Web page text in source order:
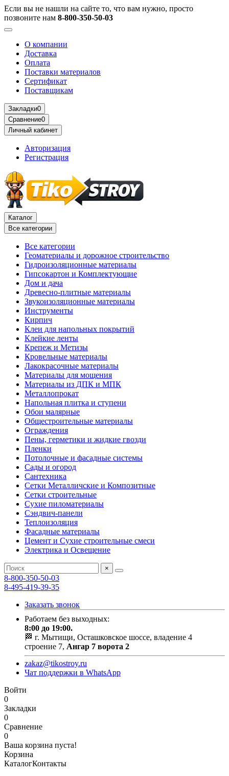
Если вы не нашли на сайте то, что вам нужно, просто
позвоните нам 8-800-350-50-03
О компании
Доставка
Оплата
Поставки материалов
Сертификат
Поставщикам
Закладки0
Сравнение0
Личный кабинет
Авторизация
Регистрация
Каталог
Все категории
Все категории
Геоматериалы и дорожное строительство
Гидроизоляционные материалы
Гипсокартон и Комплектующие
Дом и дача
Древесно-плитные материалы
Звукоизоляционные материалы
Инструменты
Кирпич
Клеи для напольных покрытий
Клейкие ленты
Крепеж и Метизы
Кровельные материалы
Лакокрасочные материалы
Материалы для мощения
Материалы из ДПК и МПК
Металлопрокат
Напольная плитка и ступени
Обои малярные
Общестроительные материалы
Ограждения
Пены, герметики и жидкие гвозди
Пленки
Потолочные и фасадные системы
Сады и огород
Сантехника
Сетки Металличские и Композитные
Сетки строительные
Сухие пиломатериалы
Сэндвич-панели
Теплоизоляция
Фасадные материалы
Цемент и Сухие строительные смеси
Электрика и Освещение
×
8-800-350-50-03
8-495-419-39-35
Заказать звонок
Работаем без выходных:
8:00 до 19:00.
🏁 г. Мытищи, Осташковское шоссе, владение 4
строение 7, Ангар 7 ворота 2
zakaz@tikostroy.ru
Чат поддержки в WhatsApp
Войти
0
Закладки
0
Сравнение
0
Ваша корзина пуста!
Корзина
КаталогКонтакты